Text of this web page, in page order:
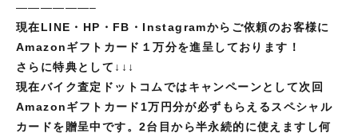
——————–
現在LINE・HP・FB・Instagramからご依頼のお客様に
Amazonギフトカード１万分を進呈しております！
さらに特典として↓↓↓
現在バイク査定ドットコムではキャンペーンとして次回
Amazonギフトカード1万円分が必ずもらえるスペシャル
カードを贈呈中です。2台目から半永続的に使えますし何